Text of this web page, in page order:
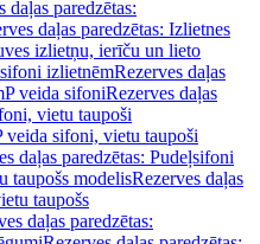
daļas paredzētas:
daļas paredzētas: Izlietnes
izlietņu, ierīču un lieto
izlietnēmRezerves daļas
P veida sifoniRezerves daļas
vietu taupoši
veida sifoni, vietu taupoši
daļas paredzētas: Pudeļsifoni
taupošs modelisRezerves daļas
taupošs
daļas paredzētas: